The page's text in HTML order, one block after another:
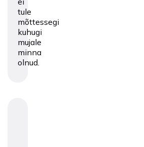
tule
mõttessegi
kuhugi
mujale
minna
olnud.